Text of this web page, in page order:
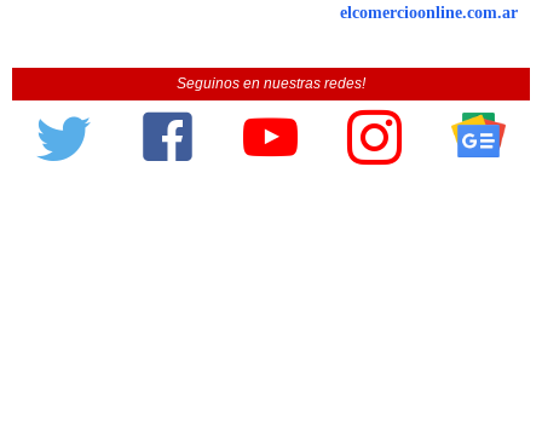
elcomercioonline.com.ar
Seguinos en nuestras redes!